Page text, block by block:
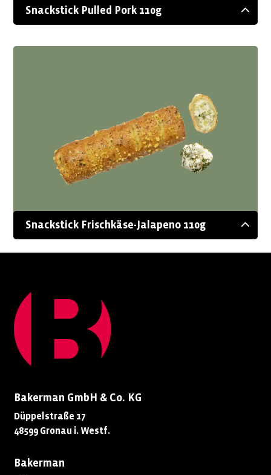
Snackstick Pulled Pork 110g
Snackstick Frischkäse-Jalapeno 110g
Bakerman GmbH & Co. KG
Düppelstraße 17
48599 Gronau i. Westf.
Bakerman